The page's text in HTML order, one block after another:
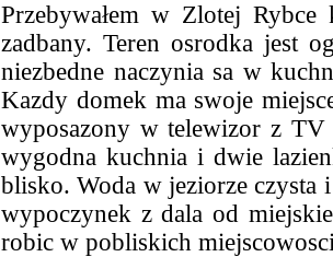
Przebywałem w Zlotej
zadbany. Teren osrodka jest
niezbedne naczynia sa w
Kazdy domek ma swoje
wyposazony w telewizor z
wygodna kuchnia i dwie
blisko. Woda w jeziorze czysta
wypoczynek z dala od
robic w pobliskich